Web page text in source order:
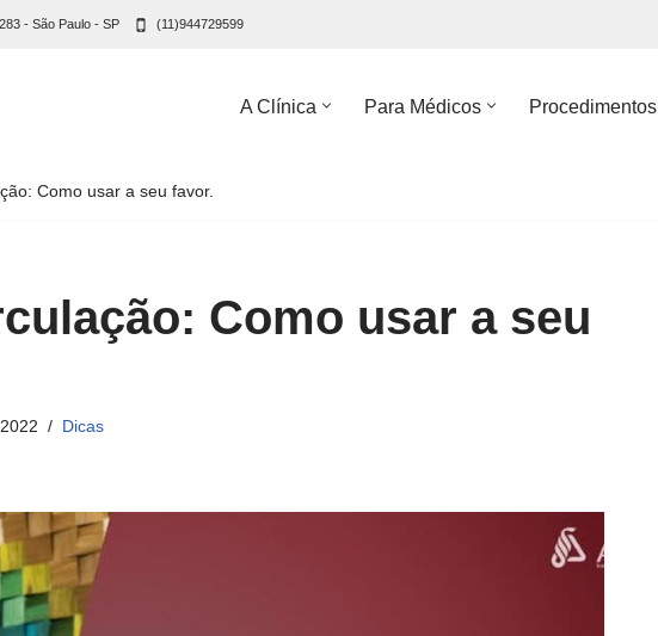
- São Paulo - SP (11)944729599
A Clínica Para Médicos Procedimentos
Como usar a seu favor.
Como usar a seu
Dicas